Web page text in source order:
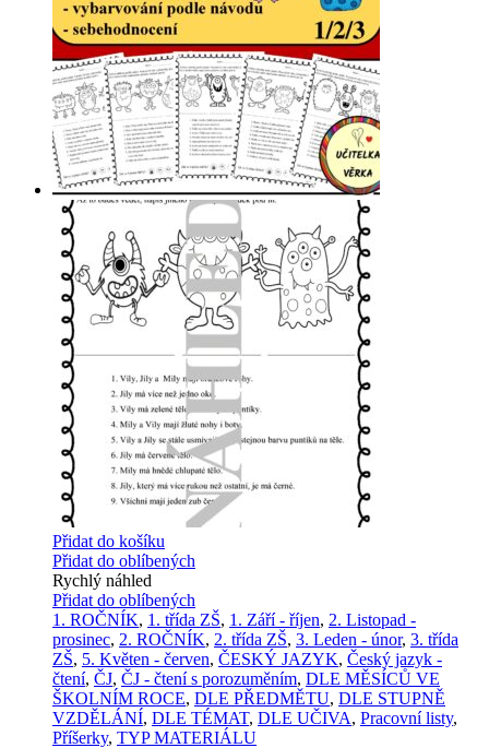
Přidat do košíku
Přidat do oblíbených
Rychlý náhled
Přidat do oblíbených
1. ROČNÍK, 1. třída ZŠ, 1. Září - říjen, 2. Listopad -
prosinec, 2. ROČNÍK, 2. třída ZŠ, 3. Leden - únor, 3. třída
ZŠ, 5. Květen - červen, ČESKÝ JAZYK, Český jazyk -
čtení, ČJ, ČJ - čtení s porozuměním, DLE MĚSÍCŮ VE
ŠKOLNÍM ROCE, DLE PŘEDMĚTU, DLE STUPNĚ
VZDĚLÁNÍ, DLE TÉMAT, DLE UČIVA, Pracovní listy,
Příšerky, TYP MATERIÁLU